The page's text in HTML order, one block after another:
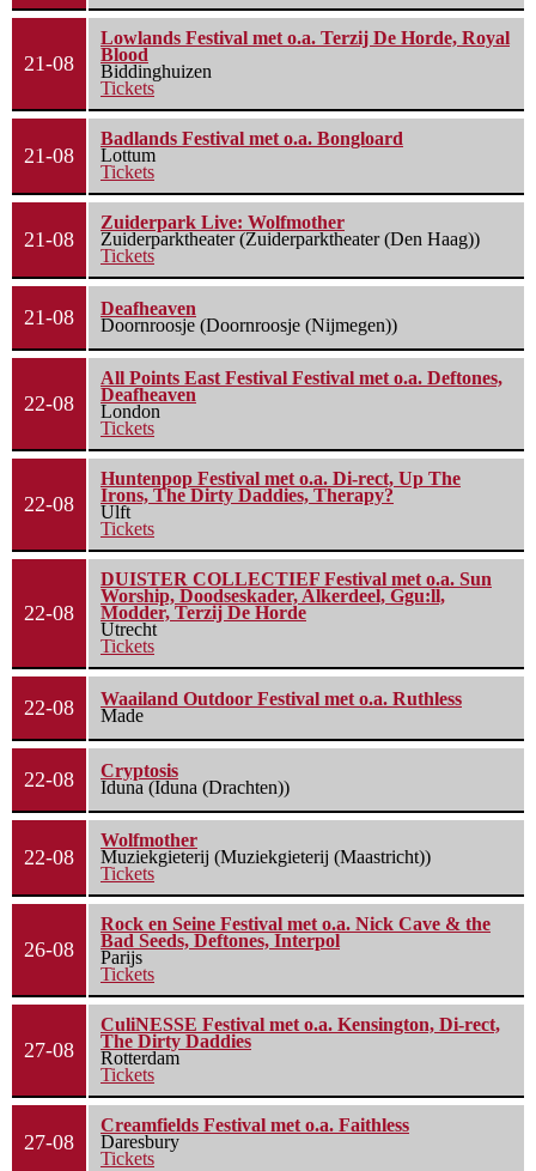
21-08
Lowlands Festival met o.a. Terzij De Horde, Royal
Blood
Biddinghuizen
Tickets
21-08
Badlands Festival met o.a. Bongloard
Lottum
Tickets
21-08
Zuiderpark Live: Wolfmother
Zuiderparktheater (Zuiderparktheater (Den Haag))
Tickets
21-08
Deafheaven
Doornroosje (Doornroosje (Nijmegen))
22-08
All Points East Festival Festival met o.a. Deftones,
Deafheaven
London
Tickets
22-08
Huntenpop Festival met o.a. Di-rect, Up The
Irons, The Dirty Daddies, Therapy?
Ulft
Tickets
22-08
DUISTER COLLECTIEF Festival met o.a. Sun
Worship, Doodseskader, Alkerdeel, Ggu:ll,
Modder, Terzij De Horde
Utrecht
Tickets
22-08
Waailand Outdoor Festival met o.a. Ruthless
Made
22-08
Cryptosis
Iduna (Iduna (Drachten))
22-08
Wolfmother
Muziekgieterij (Muziekgieterij (Maastricht))
Tickets
26-08
Rock en Seine Festival met o.a. Nick Cave & the
Bad Seeds, Deftones, Interpol
Parijs
Tickets
27-08
CuliNESSE Festival met o.a. Kensington, Di-rect,
The Dirty Daddies
Rotterdam
Tickets
27-08
Creamfields Festival met o.a. Faithless
Daresbury
Tickets